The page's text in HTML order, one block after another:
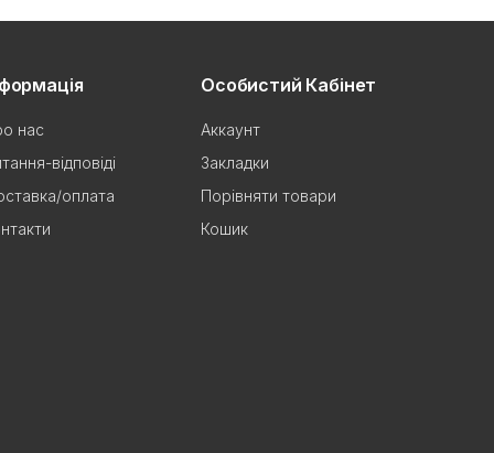
нас
відповіді
оплата
Особистий Кабінет
Аккаунт
Закладки
Порівняти товари
Кошик